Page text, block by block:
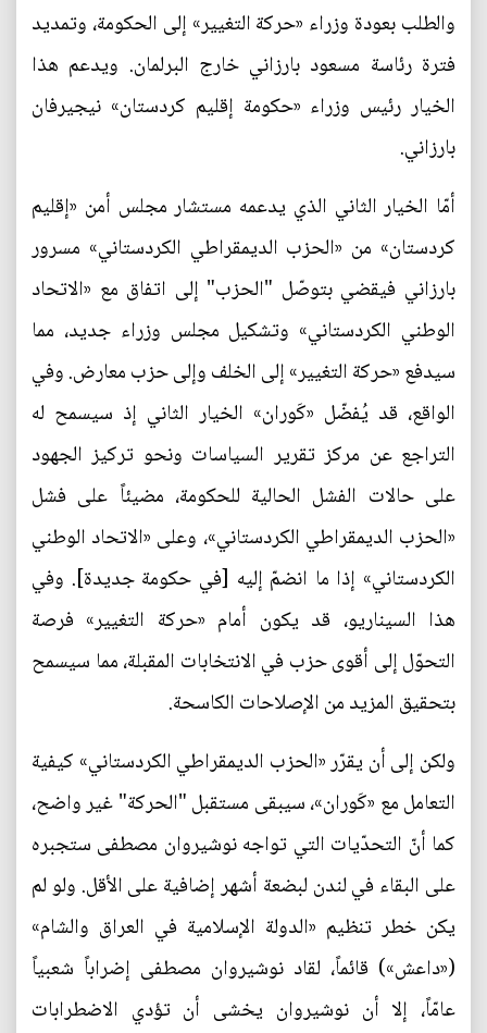
والطلب بعودة وزراء «حركة التغيير» إلى الحكومة، وتمديد
فترة رئاسة مسعود بارزاني خارج البرلمان. ويدعم هذا
الخيار رئيس وزراء «حكومة إقليم كردستان» نيجيرفان
بارزاني.
أمّا الخيار الثاني الذي يدعمه مستشار مجلس أمن «إقليم
كردستان» من «الحزب الديمقراطي الكردستاني» مسرور
بارزاني فيقضي بتوصّل "الحزب" إلى اتفاق مع «الاتحاد
الوطني الكردستاني» وتشكيل مجلس وزراء جديد، مما
سيدفع «حركة التغيير» إلى الخلف وإلى حزب معارض. وفي
الواقع، قد يُفضّل «كَوران» الخيار الثاني إذ سيسمح له
التراجع عن مركز تقرير السياسات ونحو تركيز الجهود
على حالات الفشل الحالية للحكومة، مضيئاً على فشل
«الحزب الديمقراطي الكردستاني»، وعلى «الاتحاد الوطني
الكردستاني» إذا ما انضمّ إليه [في حكومة جديدة]. وفي
هذا السيناريو، قد يكون أمام «حركة التغيير» فرصة
التحوّل إلى أقوى حزب في الانتخابات المقبلة، مما سيسمح
بتحقيق المزيد من الإصلاحات الكاسحة.
ولكن إلى أن يقرّر «الحزب الديمقراطي الكردستاني» كيفية
التعامل مع «كَوران»، سيبقى مستقبل "الحركة" غير واضح،
كما أنّ التحدّيات التي تواجه نوشيروان مصطفى ستجبره
على البقاء في لندن لبضعة أشهر إضافية على الأقل. ولو لم
يكن خطر تنظيم «الدولة الإسلامية في العراق والشام»
(«داعش») قائماً، لقاد نوشيروان مصطفى إضراباً شعبياً
عامّاً، إلا أن نوشيروان يخشى أن تؤدي الاضطرابات